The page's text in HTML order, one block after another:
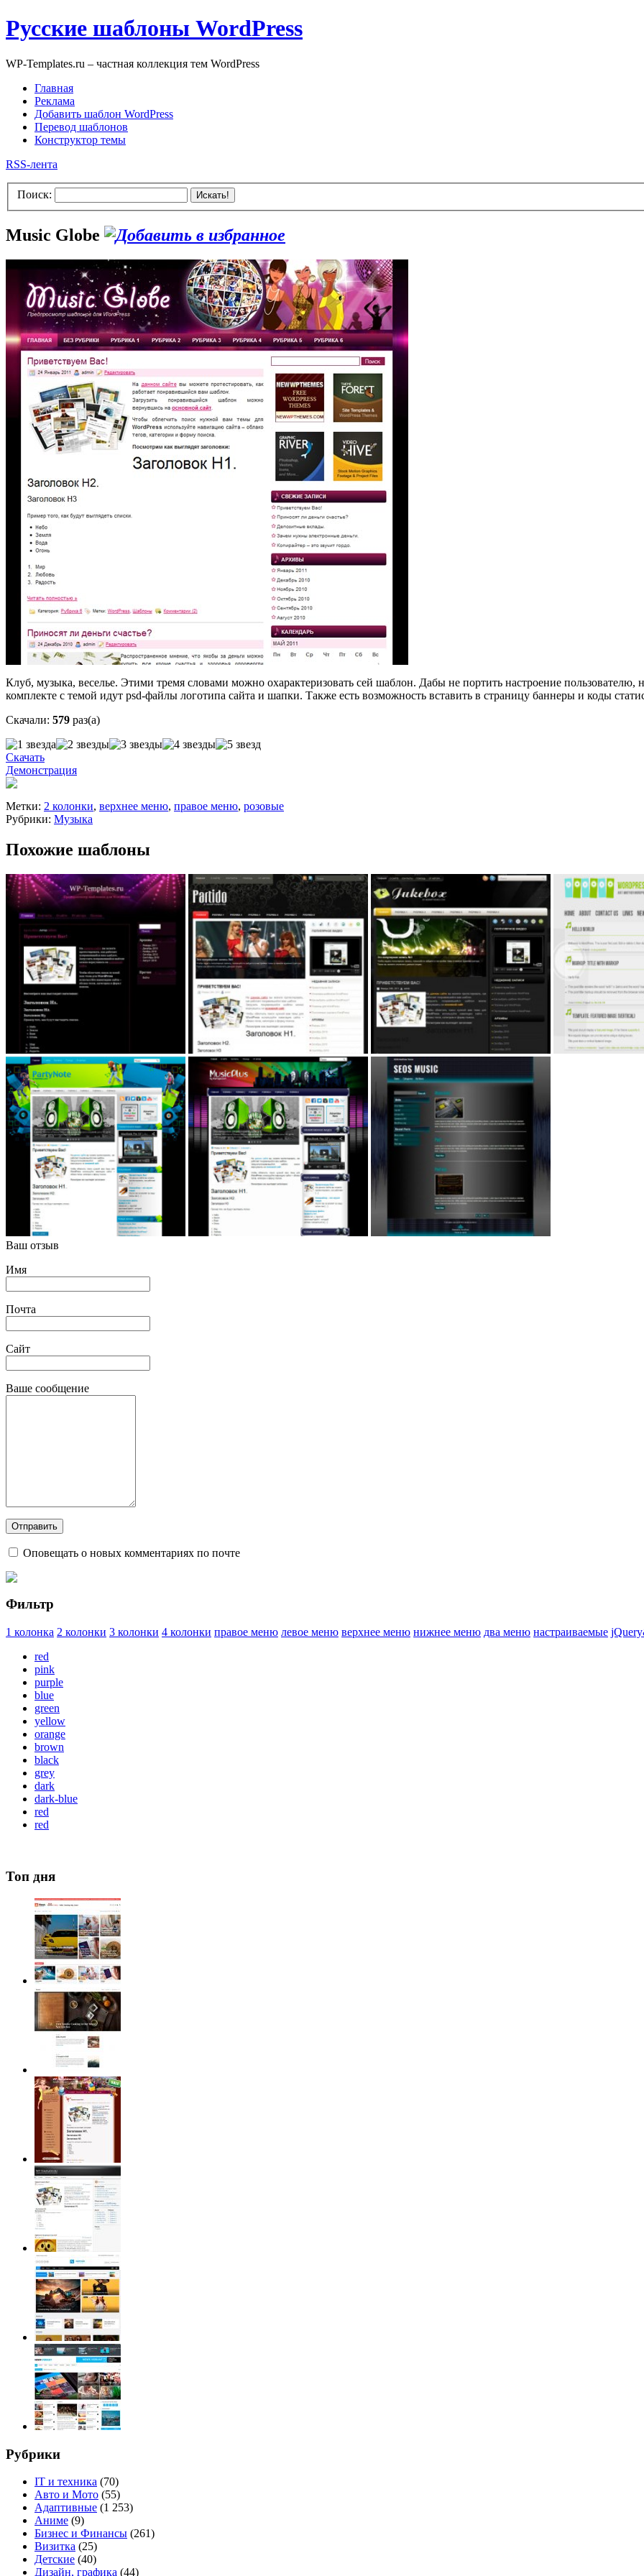
Русские шаблоны WordPress
WP-Templates.ru – частная коллекция тем WordPress
Главная
Реклама
Добавить шаблон WordPress
Перевод шаблонов
Конструктор темы
RSS-лента
Поиск: Искать!
Music Globe
Клуб, музыка, веселье. Этими тремя словами можно охарактеризовать сей шаблон. Дабы не портить настроение пользователю,
комплекте с темой идут psd-файлы логотипа сайта и шапки. Также есть возможность вставить в страницу баннеры и коды
Скачали: 579 раз(а)
Скачать
Демонстрация
Метки: 2 колонки, верхнее меню, правое меню, розовые
Рубрики: Музыка
Похожие шаблоны
Ваш отзыв
Имя
Почта
Сайт
Ваше сообщение
Оповещать о новых комментариях по почте
Фильтр
1 колонка 2 колонки 3 колонки 4 колонки правое меню левое меню верхнее меню нижнее меню два меню настраиваемые
red
pink
purple
blue
green
yellow
orange
brown
black
grey
dark
dark-blue
red
red
Топ дня
Рубрики
IT и техника (70)
Авто и Мото (55)
Адаптивные (1 253)
Аниме (9)
Бизнес и Финансы (261)
Визитка (25)
Детские (40)
Дизайн, графика (44)